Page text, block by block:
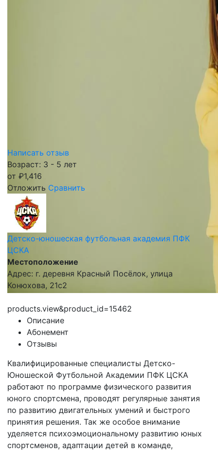
Написать отзыв
Возраст: 3 - 5 лет
от ₽1,416
Отложить Сравнить
Детско-юношеская футбольная академия ПФК
ЦСКА
Местоположение
Адрес: г. деревня Красный Посёлок, улица
Конюхова, 21с2
products.view&product_id=15462
Описание
Абонемент
Отзывы
Квалифицированные специалисты Детско-
Юношеской Футбольной Академии ПФК ЦСКА
работают по программе физического развития
юного спортсмена, проводят регулярные занятия
по развитию двигательных умений и быстрого
принятия решения. Так же особое внимание
уделяется психоэмоциональному развитию юных
спортсменов, адаптации детей в команде,